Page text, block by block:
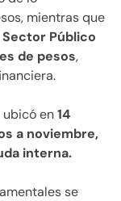
mientras que
Público
de pesos,
ubicó en14
a noviembre,
interna.
se